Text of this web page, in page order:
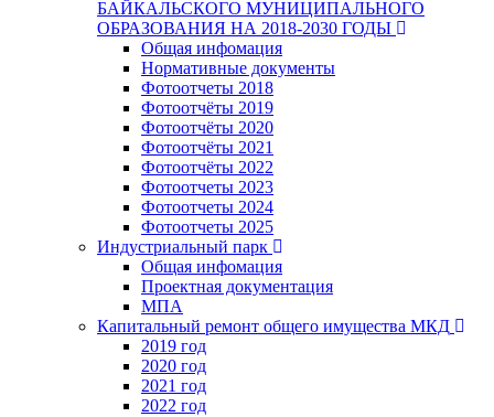
БАЙКАЛЬСКОГО МУНИЦИПАЛЬНОГО
ОБРАЗОВАНИЯ НА 2018-2030 ГОДЫ
Общая инфомация
Нормативные документы
Фотоотчеты 2018
Фотоотчёты 2019
Фотоотчёты 2020
Фотоотчёты 2021
Фотоотчёты 2022
Фотоотчеты 2023
Фотоотчеты 2024
Фотоотчеты 2025
Индустриальный парк
Общая инфомация
Проектная документация
МПА
Капитальный ремонт общего имущества МКД
2019 год
2020 год
2021 год
2022 год